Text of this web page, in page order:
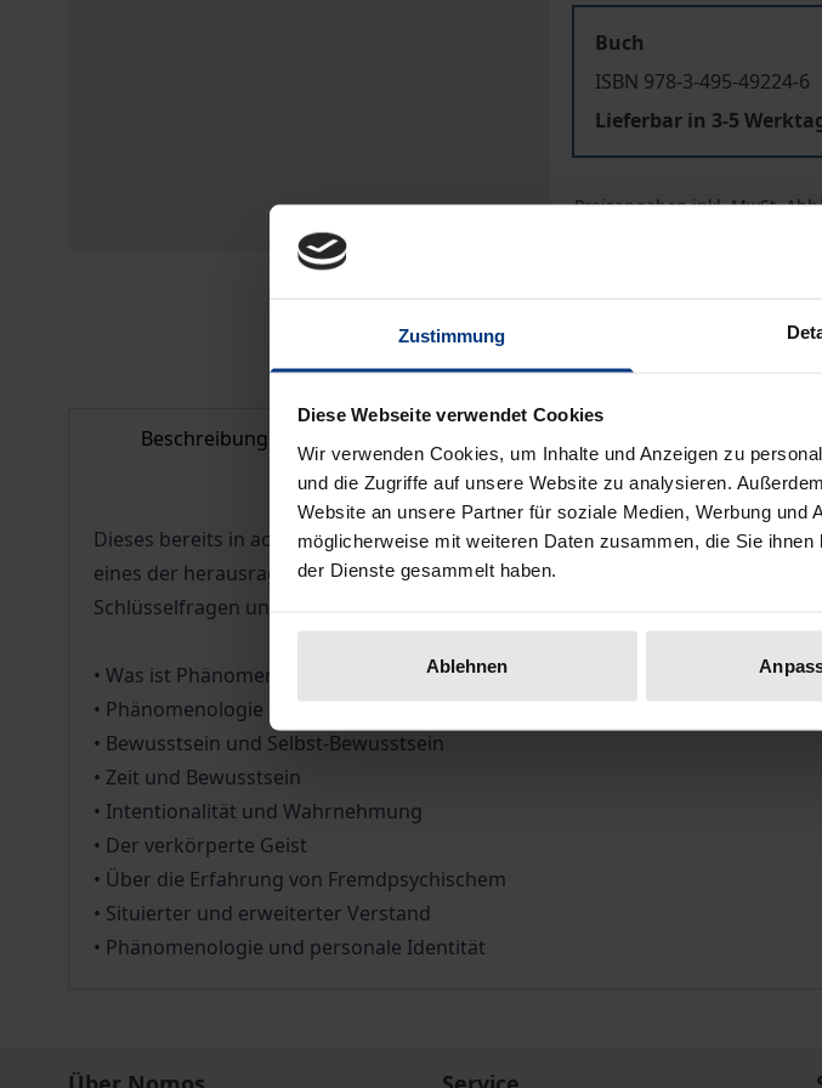
Zustimmung
Diese Webseite verwendet Cookies
Wir verwenden Cookies, um Inhalte und Anzeigen zu
und die Zugriffe auf unsere Website zu analysieren.
Website an unsere Partner für soziale Medien, Werbung
möglicherweise mit weiteren Daten zusammen, die Sie
der Dienste gesammelt haben.
Ablehnen
Buch
ISBN 978-3-495-49224-6
Lieferbar in 3-5
Preisangaben inkl. MwSt.
Beschreibung
Dieses bereits in acht Sprachen übersetzte Werk führt in grundlegende
eines der herausragenden Bücher auf diesem Gebiet untersucht diese
Schlüsselfragen und -themen:
• Was ist Phänomenologie?
• Phänomenologie und die Kognitionswissenschaften
• Bewusstsein und Selbst-Bewusstsein
• Zeit und Bewusstsein
• Intentionalität und Wahrnehmung
• Der verkörperte Geist
• Über die Erfahrung von Fremdpsychischem
• Situierter und erweiterter Verstand
• Phänomenologie und personale Identität